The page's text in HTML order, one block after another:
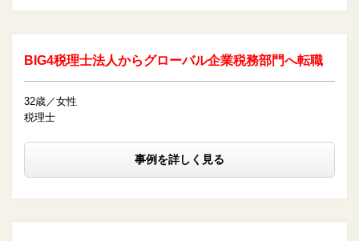
BIG4税理士法人からグローバル企業税務部門へ転職
32歳／女性
税理士
事例を詳しく見る